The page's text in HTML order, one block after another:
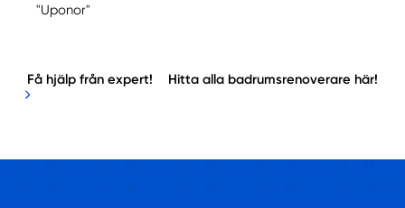
"Uponor"
Få hjälp från expert! Hitta alla badrumsrenoverare här!